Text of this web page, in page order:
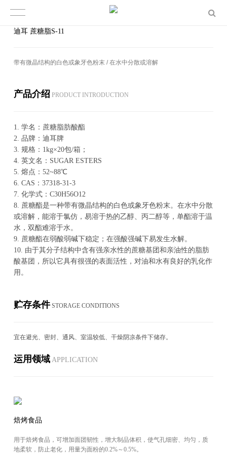
迪耳 蔗糖脂S-11
带有微晶结构的白色或象牙色粉末 / 在水中分散或溶解
产品介绍 PROD­UCT IN­TRO­DUC­TION
1. 学名：蔗糖脂肪酸酯
2. 品牌：迪耳牌
3. 规格：1kg×20包/箱；
4. 英文名：SUGAR ESTERS
5. 熔点：52~88℃
6. CAS：37318-31-3
7. 化学式：C30H56O12
8. 蔗糖酯是一种带有微晶结构的白色或象牙色粉末。在水中分散
或溶解，能溶于氯仿，易溶于热的乙醇、丙二醇等，单酯溶于温
水，双酯难溶于水。
9. 蔗糖酯在弱酸弱碱下稳定；在强酸强碱下易发生水解。
10. 由于其分子结构中含有强亲水性的蔗糖基团和亲油性的脂肪
酸基团，所以它具有很强的表面活性，对油和水有良好的乳化作
用。
贮存条件 STOR­AGE CON­DI­TIONS
宜在避光、密封、通风、室温较低、干燥阴凉条件下储存。
运用领域 AP­PLI­CA­TION
焙烤食品
用于焙烤食品，可增加面团韧性，增大制品体积，使气孔细密、均匀，质
地柔软，防止老化，用量为面粉的0.2%～0.5%。